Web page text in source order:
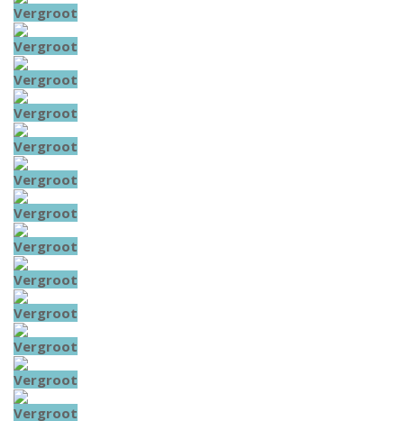
Vergroot
Vergroot
Vergroot
Vergroot
Vergroot
Vergroot
Vergroot
Vergroot
Vergroot
Vergroot
Vergroot
Vergroot
Vergroot